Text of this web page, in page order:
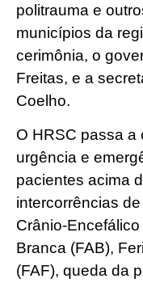
politrauma e
municípios da
cerimônia, o
Freitas, e a
Coelho.
O HRSC passa a
urgência e
pacientes acima
intercorrências
Crânio-
Branca (FAB),
(FAF), queda da